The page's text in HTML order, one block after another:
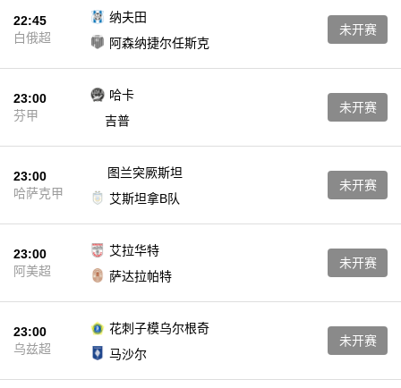
22:45
白俄超
纳夫田
阿森纳捷尔任斯克
未开赛
23:00
芬甲
哈卡
吉普
未开赛
23:00
哈萨克甲
图兰突厥斯坦
艾斯坦拿B队
未开赛
23:00
阿美超
艾拉华特
萨达拉帕特
未开赛
23:00
乌兹超
花刺子模乌尔根奇
马沙尔
未开赛